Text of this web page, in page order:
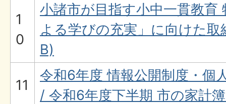
1
0
小諸市が目指す小中一貫教育
よる学びの充実」に向けた
B)
11
令和6年度 情報公開制度・個
/ 令和6年度下半期 市の家計